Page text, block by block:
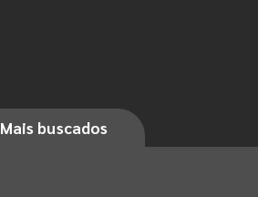
Mais buscados